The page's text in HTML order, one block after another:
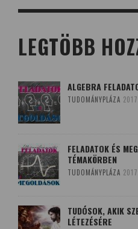
LEGTÖBB
ALGEBRA
TUDOMÁNYPLÁZA
FELADATOK ÉS
TÉMAKÖRBEN
TUDOMÁNYPLÁZA
TUDÓSOK, AKIK
LÉTEZÉSÉRE